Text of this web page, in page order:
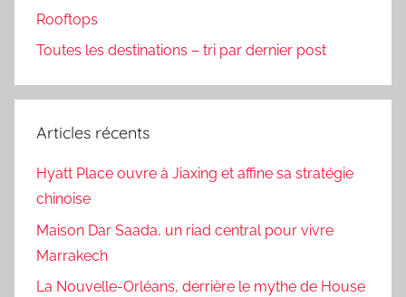
Rooftops
Toutes les destinations – tri par dernier post
Articles récents
Hyatt Place ouvre à Jiaxing et affine sa stratégie
chinoise
Maison Dar Saada, un riad central pour vivre
Marrakech
La Nouvelle-Orléans, derrière le mythe de House